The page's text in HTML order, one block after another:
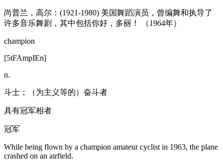
尚普兰，高尔：(1921-1980) 美国舞蹈演员，曾编舞和执导了
许多音乐舞剧，其中包括你好，多丽！ （1964年）
champion
[5tFAmpIEn]
n.
斗士；（为主义等的）奋斗者
具有冠军相者
冠军
While being flown by a champion amateur cyclist in 1963, the plane
crashed on an airfield.